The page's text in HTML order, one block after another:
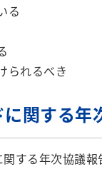
る
られるべき
関する年
する年次協議